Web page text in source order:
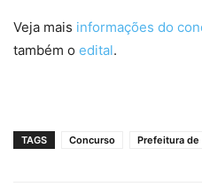
Veja mais informações do
também o edital.
TAGS Concurso Prefeitura de